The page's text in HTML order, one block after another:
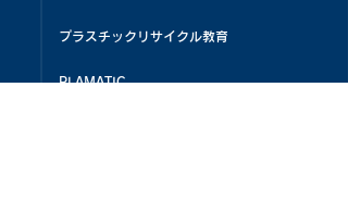
プラスチックリサイクル教育
PLAMATIC